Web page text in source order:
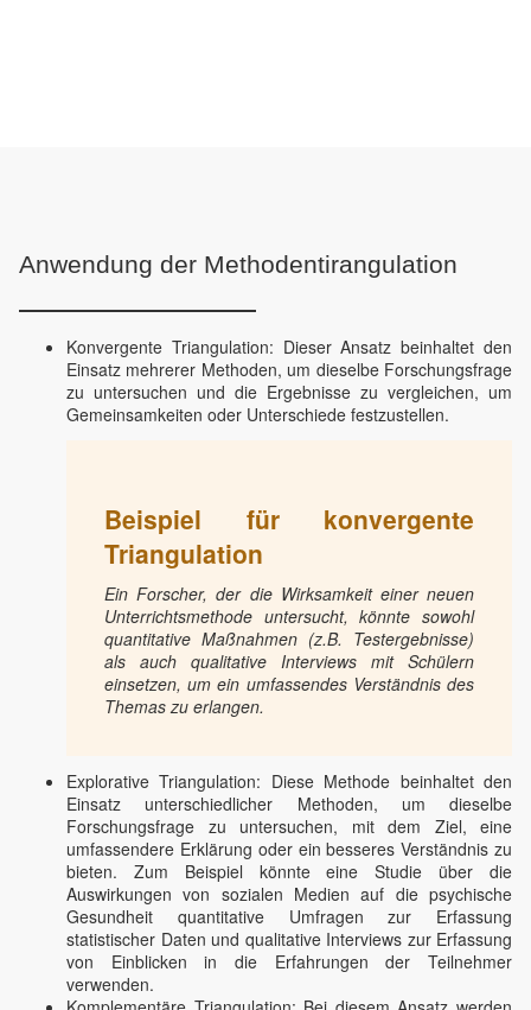
Anwendung der Methodentirangulation
Konvergente Triangulation: Dieser Ansatz beinhaltet den
Einsatz mehrerer Methoden, um dieselbe Forschungsfrage
zu untersuchen und die Ergebnisse zu vergleichen, um
Gemeinsamkeiten oder Unterschiede festzustellen.
Beispiel für konvergente
Triangulation
Ein Forscher, der die Wirksamkeit einer neuen
Unterrichtsmethode untersucht, könnte sowohl
quantitative Maßnahmen (z.B. Testergebnisse)
als auch qualitative Interviews mit Schülern
einsetzen, um ein umfassendes Verständnis des
Themas zu erlangen.
Explorative Triangulation: Diese Methode beinhaltet den
Einsatz unterschiedlicher Methoden, um dieselbe
Forschungsfrage zu untersuchen, mit dem Ziel, eine
umfassendere Erklärung oder ein besseres Verständnis zu
bieten. Zum Beispiel könnte eine Studie über die
Auswirkungen von sozialen Medien auf die psychische
Gesundheit quantitative Umfragen zur Erfassung
statistischer Daten und qualitative Interviews zur Erfassung
von Einblicken in die Erfahrungen der Teilnehmer
verwenden.